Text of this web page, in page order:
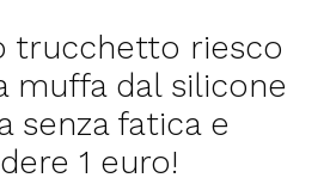
trucchetto riesco
muffa dal silicone
senza fatica e
1 euro!